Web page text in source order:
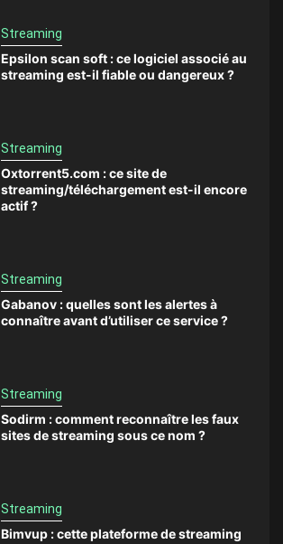
Streaming
Epsilon scan soft : ce logiciel associé au
streaming est-il fiable ou dangereux ?
Streaming
Oxtorrent5.com : ce site de
streaming/téléchargement est-il encore
actif ?
Streaming
Gabanov : quelles sont les alertes à
connaître avant d’utiliser ce service ?
Streaming
Sodirm : comment reconnaître les faux
sites de streaming sous ce nom ?
Streaming
Bimvup : cette plateforme de streaming